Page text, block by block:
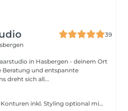
39
in Hasbergen - deinem Ort
Beratung und entspannte
Bei uns dreht sich all...
Auffrischen von Schnitt & Konturen inkl. Styling optional mit Wellnesshaarwäsche